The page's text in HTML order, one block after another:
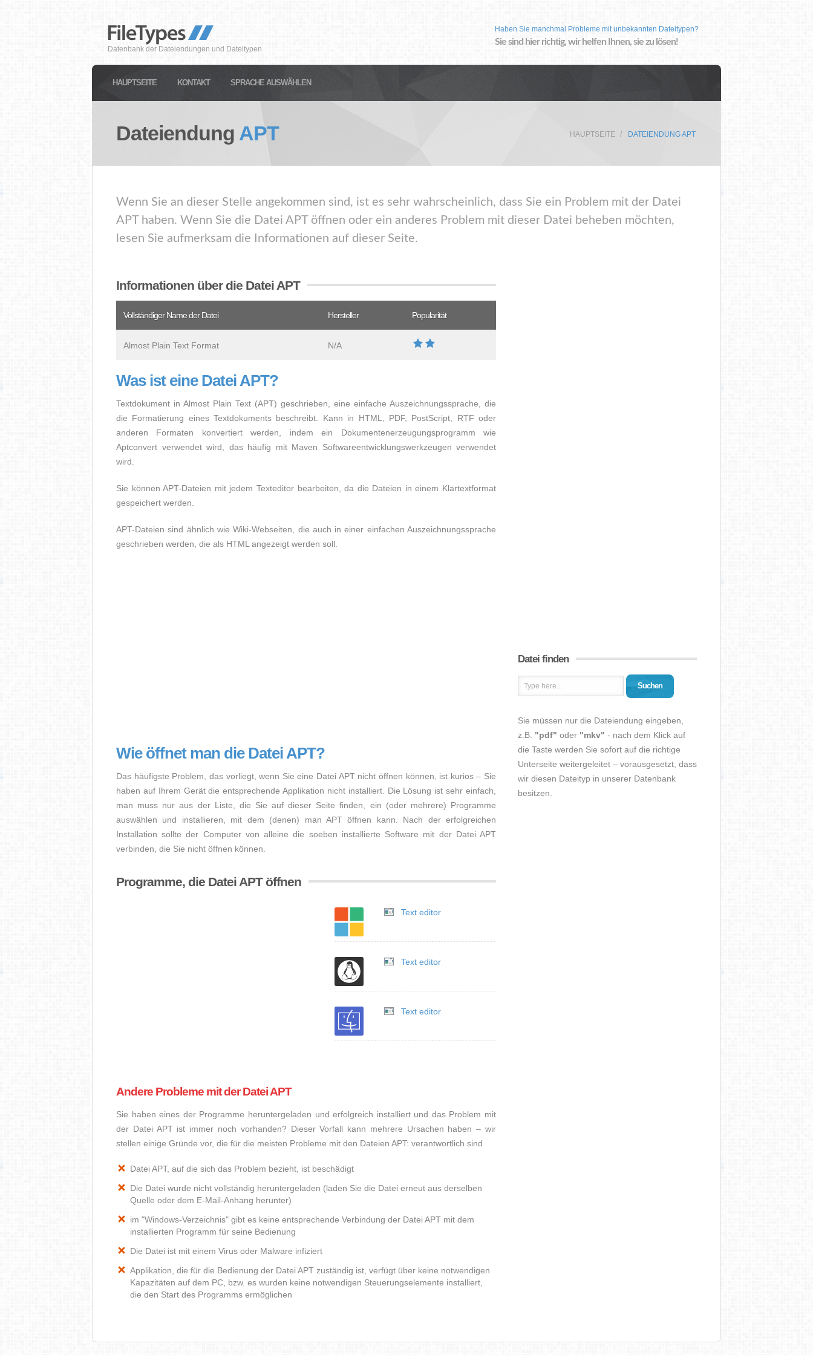
Datenbank der Dateiendungen und Dateitypen
Haben Sie manchmal Probleme mit unbekannten Dateitypen?
Sie sind hier richtig, wir helfen Ihnen, sie zu lösen!
HAUPTSEITE KONTAKT SPRACHE AUSWÄHLEN
Dateiendung APT HAUPTSEITE DATEIENDUNG APT
Wenn Sie an dieser Stelle angekommen sind, ist es sehr wahrscheinlich, dass Sie ein Problem mit der Datei
APT haben. Wenn Sie die Datei APT öffnen oder ein anderes Problem mit dieser Datei beheben möchten,
lesen Sie aufmerksam die Informationen auf dieser Seite.
Informationen über die Datei APT
Vollständiger Name der Datei Hersteller Popularität
Almost Plain Text Format N/A
Was ist eine Datei APT?
Textdokument in Almost Plain Text (APT) geschrieben, eine einfache Auszeichnungssprache, die
die Formatierung eines Textdokuments beschreibt. Kann in HTML, PDF, PostScript, RTF oder
anderen Formaten konvertiert werden, indem ein Dokumentenerzeugungsprogramm wie
Aptconvert verwendet wird, das häufig mit Maven Softwareentwicklungswerkzeugen verwendet
wird.
Sie können APT-Dateien mit jedem Texteditor bearbeiten, da die Dateien in einem Klartextformat
gespeichert werden.
APT-Dateien sind ähnlich wie Wiki-Webseiten, die auch in einer einfachen Auszeichnungssprache
geschrieben werden, die als HTML angezeigt werden soll.
Wie öffnet man die Datei APT?
Das häufigste Problem, das vorliegt, wenn Sie eine Datei APT nicht öffnen können, ist kurios – Sie
haben auf Ihrem Gerät die entsprechende Applikation nicht installiert. Die Lösung ist sehr einfach,
man muss nur aus der Liste, die Sie auf dieser Seite finden, ein (oder mehrere) Programme
auswählen und installieren, mit dem (denen) man APT öffnen kann. Nach der erfolgreichen
Installation sollte der Computer von alleine die soeben installierte Software mit der Datei APT
verbinden, die Sie nicht öffnen können.
Programme, die Datei APT öffnen
Text editor
Text editor
Text editor
Andere Probleme mit der Datei APT
Sie haben eines der Programme heruntergeladen und erfolgreich installiert und das Problem mit
der Datei APT ist immer noch vorhanden? Dieser Vorfall kann mehrere Ursachen haben – wir
stellen einige Gründe vor, die für die meisten Probleme mit den Dateien APT: verantwortlich sind
Datei APT, auf die sich das Problem bezieht, ist beschädigt
Die Datei wurde nicht vollständig heruntergeladen (laden Sie die Datei erneut aus derselben
Quelle oder dem E-Mail-Anhang herunter)
im "Windows-Verzeichnis" gibt es keine entsprechende Verbindung der Datei APT mit dem
installierten Programm für seine Bedienung
Die Datei ist mit einem Virus oder Malware infiziert
Applikation, die für die Bedienung der Datei APT zuständig ist, verfügt über keine notwendigen
Kapazitäten auf dem PC, bzw. es wurden keine notwendigen Steuerungselemente installiert,
die den Start des Programms ermöglichen
Datei finden
Suchen
Sie müssen nur die Dateiendung eingeben,
z.B. "pdf" oder "mkv" - nach dem Klick auf
die Taste werden Sie sofort auf die richtige
Unterseite weitergeleitet – vorausgesetzt, dass
wir diesen Dateityp in unserer Datenbank
besitzen.